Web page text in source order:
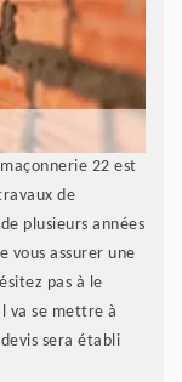
22 est
de
plusieurs années
vous assurer une
pas à le
va se mettre à
sera établi